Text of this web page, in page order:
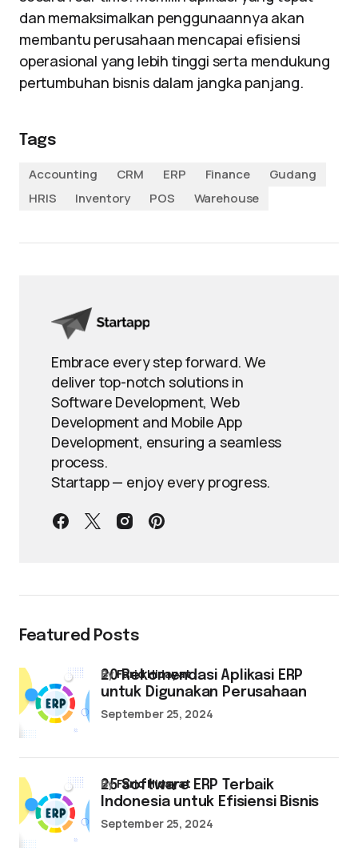
dan memaksimalkan penggunaannya akan
membantu perusahaan mencapai efisiensi
operasional yang lebih tinggi serta mendukung
pertumbuhan bisnis dalam jangka panjang.
Tags
Accounting
CRM ERP Finance
Gudang
HRIS
Inventory POS Warehouse
Embrace every step forward. We
deliver top-notch solutions in
Software Development, Web
Development and Mobile App
Development, ensuring a seamless
process.
Startapp — enjoy every progress.
Featured Posts
20 Rekomendasi Aplikasi ERP
untuk Digunakan Perusahaan
byFarid Hidayat
September 25, 2024
25 Software ERP Terbaik
Indonesia untuk Efisiensi Bisnis
byFarid Hidayat
September 25, 2024